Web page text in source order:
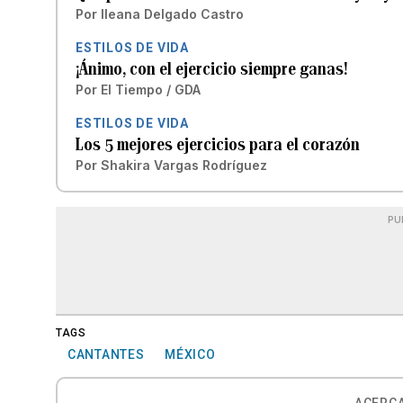
Por Ileana Delgado Castro
ESTILOS DE VIDA
¡Ánimo, con el ejercicio siempre ganas!
Por El Tiempo / GDA
ESTILOS DE VIDA
Los 5 mejores ejercicios para el corazón
Por Shakira Vargas Rodríguez
TAGS
CANTANTES MÉXICO